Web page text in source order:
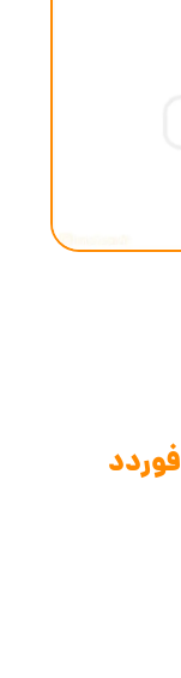
گرمی فوردد